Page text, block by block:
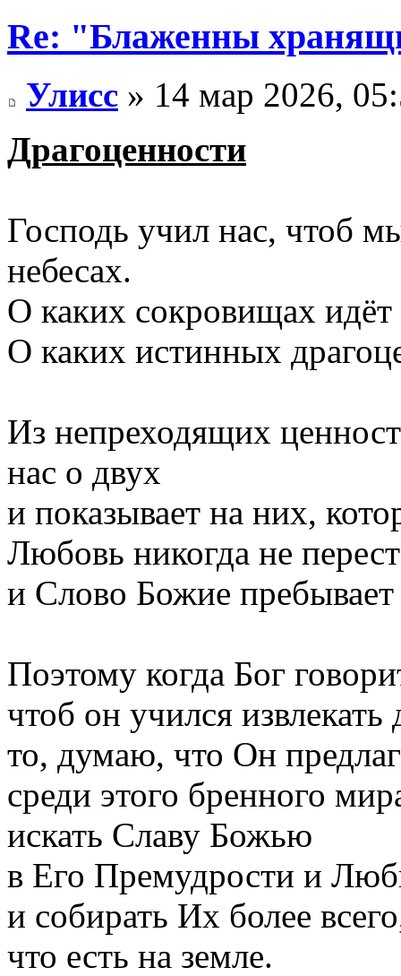
Re: "Блаженны
Улисс » 14 мар 2026,
Драгоценности
Господь учил нас, чтоб
небесах.
О каких сокровищах идёт
О каких истинных
Из непреходящих
нас о двух
и показывает на них,
Любовь никогда не
и Слово Божие пребывает
Поэтому когда Бог
чтоб он учился
то, думаю, что Он
среди этого бренного
искать Славу Божью
в Его Премудрости и
и собирать Их более
что есть на земле.